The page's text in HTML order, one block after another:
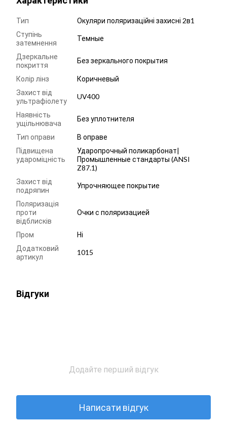
Тип
Окуляри поляризаційні захисні 2в1
Ступінь
затемнення
Темные
Дзеркальне
покриття
Без зеркального покрытия
Колір лінз
Коричневый
Захист від
ультрафіолету
UV400
Наявність
ущільнювача
Без уплотнителя
Тип оправи
В оправе
Підвищена
удароміцність
Ударопрочный поликарбонат|
Промышленные стандарты (ANSI
Z87.1)
Захист від
подряпин
Упрочняющее покрытие
Поляризація
проти
відблисків
Очки с поляризацией
Пром
Ні
Додатковий
артикул
1015
Відгуки
Додайте перший відгук
Написати відгук